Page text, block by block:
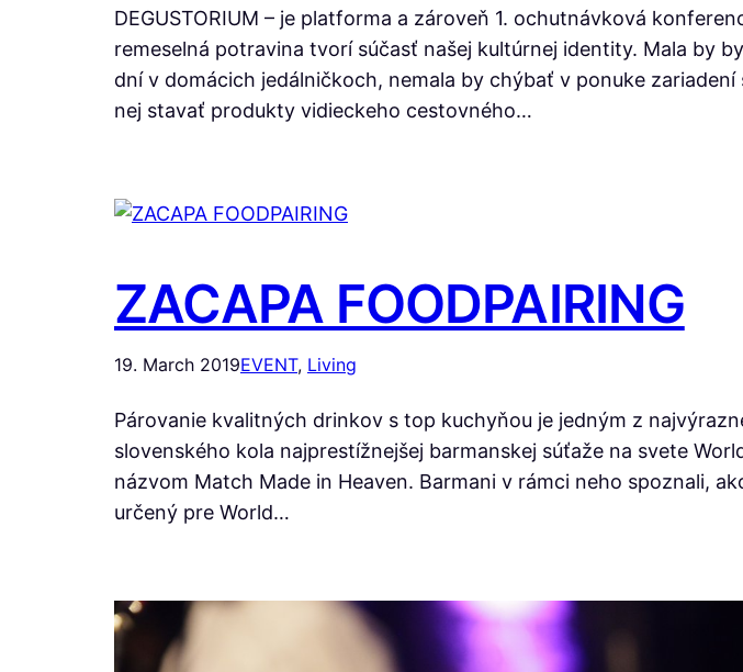
DEGUSTORIUM – je platforma a zároveň 1. ochutnávková
remeselná potravina tvorí súčasť našej kultúrnej identity. Mala by
dní v domácich jedálničkoch, nemala by chýbať v ponuke
nej stavať produkty vidieckeho cestovného…
ZACAPA FOODPAIRING
19. March 2019EVENT, Living
Párovanie kvalitných drinkov s top kuchyňou je jedným z
slovenského kola najprestížnejšej barmanskej súťaže na svete
názvom Match Made in Heaven. Barmani v rámci neho spoznali,
určený pre World…